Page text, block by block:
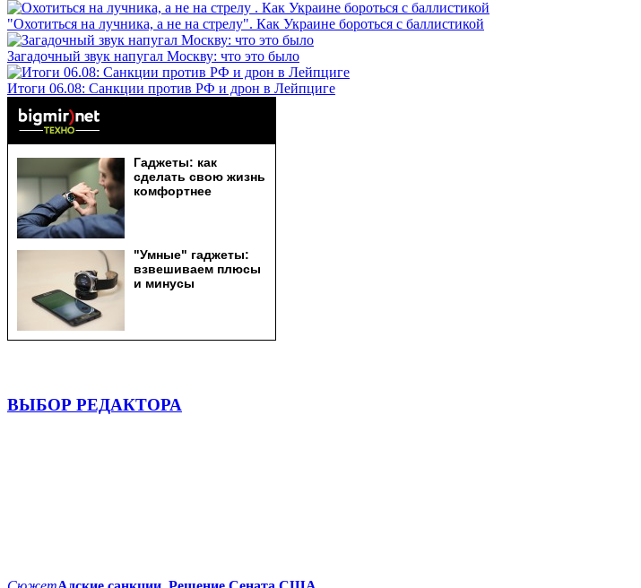
"Охотиться на лучника, а не на стрелу". Как Украине бороться с баллистикой
Загадочный звук напугал Москву: что это было
Итоги 06.08: Санкции против РФ и дрон в Лейпциге
ВЫБОР РЕДАКТОРА